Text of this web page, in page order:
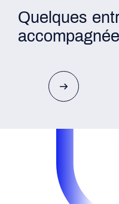
Quelques